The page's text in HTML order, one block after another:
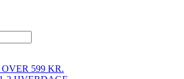
599 KR.